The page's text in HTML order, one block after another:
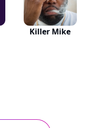
Killer Mike